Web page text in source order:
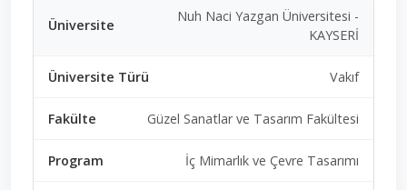
Nuh Naci Yazgan Üniversitesi -
KAYSERİ
Vakıf
Güzel Sanatlar ve Tasarım Fakültesi
İç Mimarlık ve Çevre Tasarımı